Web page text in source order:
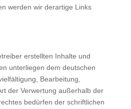
werden wir derartige Links
erstellten Inhalte und
unterliegen dem deutschen
Bearbeitung,
der Verwertung außerhalb der
bedürfen der schriftlichen